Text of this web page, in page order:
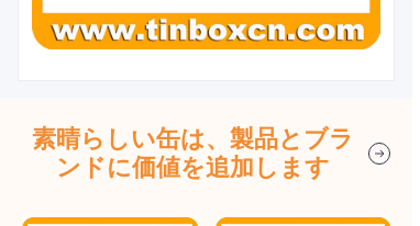
素晴らしい缶は、製品とブラ
ンドに価値を追加します